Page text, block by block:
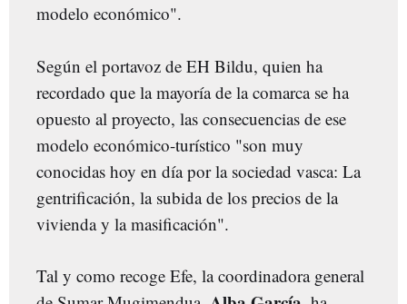
modelo económico".
Según el portavoz de EH Bildu, quien ha
recordado que la mayoría de la comarca se ha
opuesto al proyecto, las consecuencias de ese
modelo económico-turístico "son muy
conocidas hoy en día por la sociedad vasca: La
gentrificación, la subida de los precios de la
vivienda y la masificación".
Tal y como recoge Efe, la coordinadora general